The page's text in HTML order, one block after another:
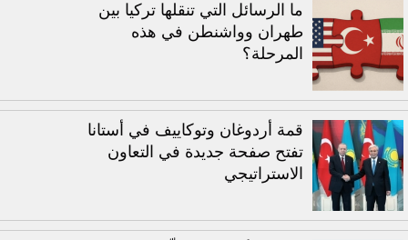
ما الرسائل التي تنقلها تركيا بين
طهران وواشنطن في هذه
المرحلة؟
قمة أردوغان وتوكاييف في أستانا
تفتح صفحة جديدة في التعاون
الاستراتيجي